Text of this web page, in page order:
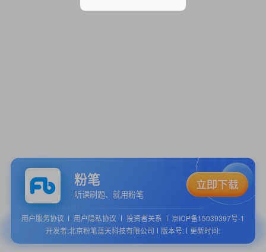
粉笔
听课刷题、就用粉笔
用户服务协议 用户隐私协议 投资者关系
京ICP备15039397号-1
开发者:北京粉笔蓝天科技有限公司
版本号: 更新时间: